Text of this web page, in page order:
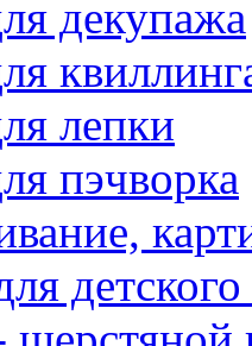
декупажа
лепки
пэчворка